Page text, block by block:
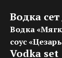
Водка
Водка
соус
Vodka set